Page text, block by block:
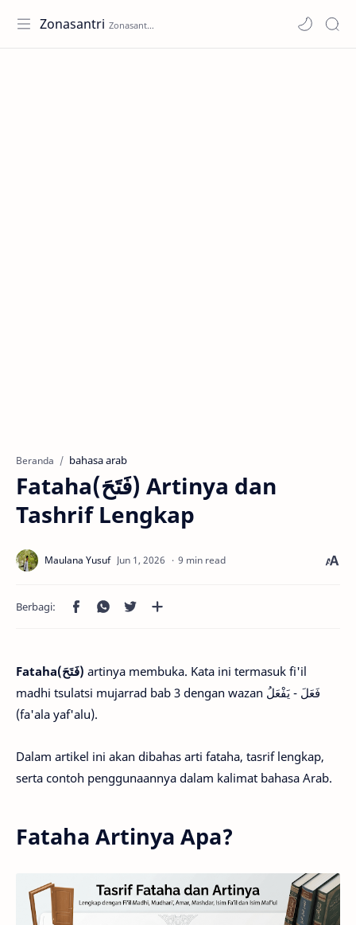
Zonasantri
Beranda bahasa arab
Fataha(فَتَحَ) Artinya dan
Tashrif Lengkap
9 min read
Fataha(فَتَحَ) artinya membuka. Kata ini termasuk fi'il
madhi tsulatsi mujarrad bab 3 dengan wazan فَعَلَ - يَفْعَلُ
(fa'ala yaf'alu).
Dalam artikel ini akan dibahas arti fataha, tasrif lengkap,
serta contoh penggunaannya dalam kalimat bahasa Arab.
Fataha Artinya Apa?